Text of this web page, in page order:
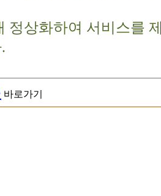
정상화하여 서비스를
바로가기